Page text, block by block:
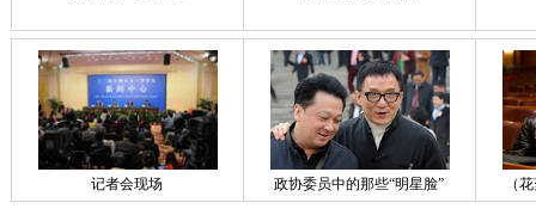
记者会现场 政协委员中的那些“明星脸” （